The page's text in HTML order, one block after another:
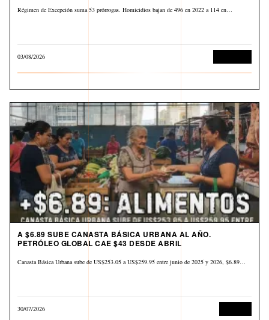
Régimen de Excepción suma 53 prórrogas. Homicidios bajan de 496 en 2022 a 114 en…
03/08/2026
A $6.89 SUBE CANASTA BÁSICA URBANA AL AÑO.
PETRÓLEO GLOBAL CAE $43 DESDE ABRIL
Canasta Básica Urbana sube de US$253.05 a US$259.95 entre junio de 2025 y 2026, $6.89…
30/07/2026